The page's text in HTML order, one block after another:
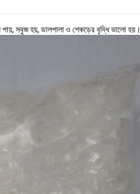
পায়, সবুজ হয়, ডালপালা ও শেকড়ের বৃদ্ধি ভালো হয়।